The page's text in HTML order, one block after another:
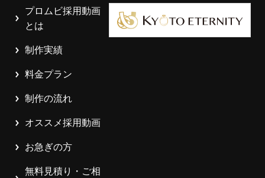
プロムビ採用動画
とは
制作実績
料金プラン
制作の流れ
オススメ採用動画
お急ぎの方
無料見積り・ご相